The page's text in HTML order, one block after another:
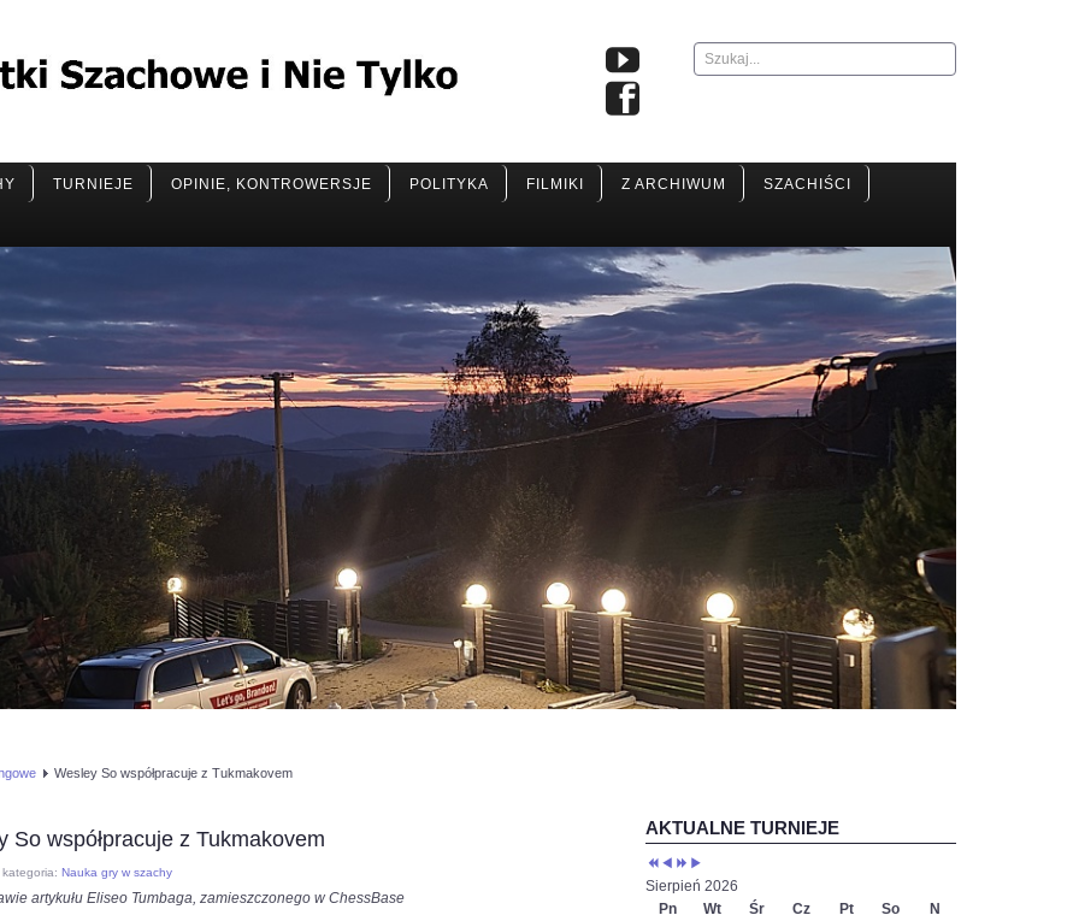
Szukaj...
TURNIEJE OPINIE, KONTROWERSJE POLITYKA FILMIKI Z ARCHIWUM SZACHIŚCI
Wesley So współpracuje z Tukmakovem
So współpracuje z Tukmakovem
Nauka gry w szachy
artykułu Eliseo Tumbaga, zamieszczonego w ChessBase
AKTUALNE TURNIEJE
Sierpień 2026
Pn
Wt Śr Cz Pt So
N